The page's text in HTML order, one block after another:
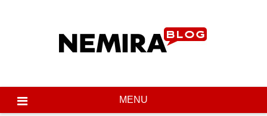
MENU